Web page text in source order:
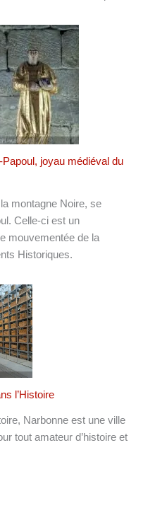
Papoul, joyau médiéval du
montagne Noire, se
Celle-ci est un
mouvementée de la
Historiques.
l’Histoire
Narbonne est une ville
tout amateur d’histoire et